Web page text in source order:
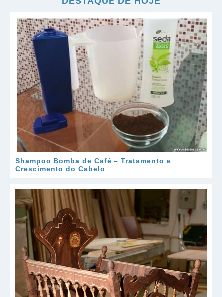
Shampoo Bomba de Café – Tratamento e
Crescimento do Cabelo